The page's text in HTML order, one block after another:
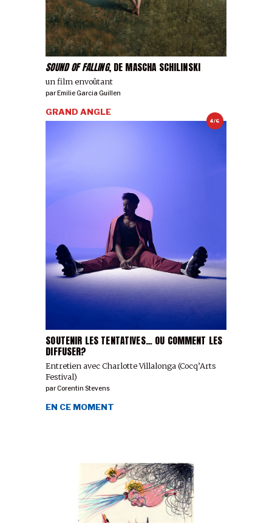
SOUND OF FALLING, DE MASCHA SCHILINSKI
un film envoûtant
par Emilie Garcia Guillen
4/6
SOUTENIR LES TENTATIVES… OU COMMENT LES
DIFFUSER?
Entretien avec Charlotte Villalonga (Cocq’Arts
Festival)
GRAND ANGLE
parCorentin Stevens
EN CE MOMENT